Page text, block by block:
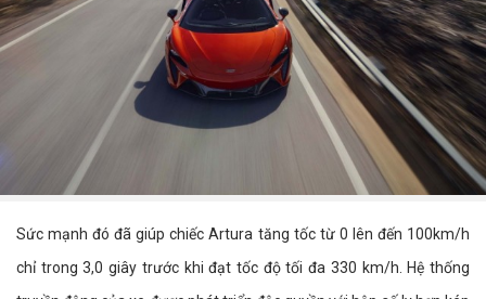
Sức mạnh đó đã giúp chiếc Artura tăng tốc từ 0 lên đến 100km/h
chỉ trong 3,0 giây trước khi đạt tốc độ tối đa 330 km/h. Hệ thống